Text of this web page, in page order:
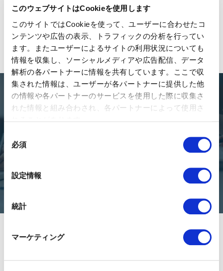
このウェブサイトはCookieを使用します
このサイトではCookieを使って、ユーザーに合わせたコ
ンテンツや広告の表示、トラフィックの分析を行ってい
ます。またユーザーによるサイトの利用状況についても
情報を収集し、ソーシャルメディアや広告配信、データ
解析の各パートナーに情報を共有しています。ここで収
集された情報は、ユーザーが各パートナーに提供した他
の情報や各パートナーのサービスを使用した際に収集さ
れた情報と組み合わされ、各パートナーによって使用さ
同
意
の
選
択
必須
設定情報
統計
マーケティング
一覧に戻る
Let'sTalk!
レベニュー組織に関する課題やお悩みについて、ぜひお気軽にご